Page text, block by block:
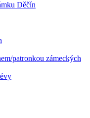
Děčín
patronkou zámeckých